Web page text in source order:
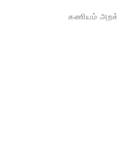
கணியம்